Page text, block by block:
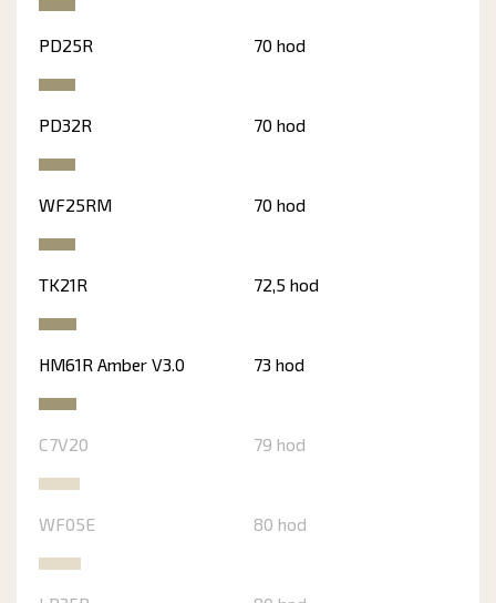
PD25R 70 hod
PD32R 70 hod
WF25RM 70 hod
TK21R 72,5 hod
HM61R Amber V3.0 73 hod
C7V20 79 hod
WF05E 80 hod